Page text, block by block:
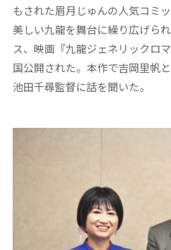
もされた眉月じゅんの人気コミ
美しい九龍を舞台に繰り広げら
ス、映画『九龍ジェネリックロ
国公開された。本作で吉岡里帆
池田千尋監督に話を聞いた。